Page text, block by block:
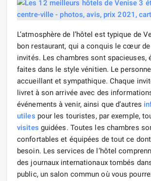
L’atmosphère de l’hôtel est typique de
bon restaurant, qui a conquis le cœur
invités. Les chambres sont spacieuses,
faites dans le style vénitien. Le
accueillant et sympathique. Chaque
livret à son arrivée avec des
événements à venir, ainsi que d’autres
utiles pour les touristes, par exemple,
visites guidées. Toutes les chambres
confortables et équipées de tout ce
besoin. Les services de l’hôtel
des journaux internationaux tombés
public, un salon commun où vous